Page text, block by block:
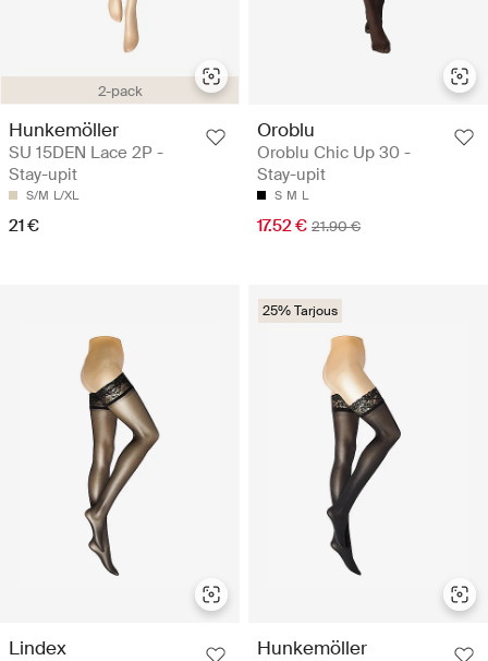
2-pack
Hunkemöller
SU 15DEN Lace 2P -
Stay-upit
S/M L/XL
21 €
Oroblu
Oroblu Chic Up 30 -
Stay-upit
S M L
17.52 € 21.90 €
Lindex
25% Tarjous
Hunkemöller